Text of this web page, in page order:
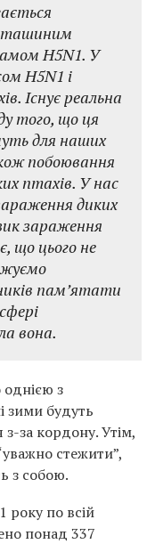
H5N1. У
H5N1 і
Існує реальна
того, що ця
для наших
побоювання
птахів. У нас
диких
зараження
що цього не
пам’ятати
вона.
з
зими будуть
за кордону. Утім,
стежити”,
з собою.
року по всій
понад 337